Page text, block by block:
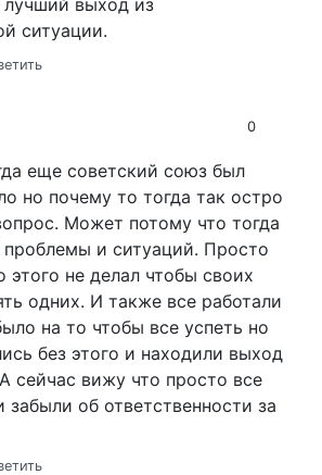
ситуации.
0
еще советский союз был
но почему то тогда так остро
Может потому что тогда
и ситуаций. Просто
этого не делал чтобы своих
одних. И также все работали
на то чтобы все успеть но
без этого и находили выход
сейчас вижу что просто все
забыли об ответственности за